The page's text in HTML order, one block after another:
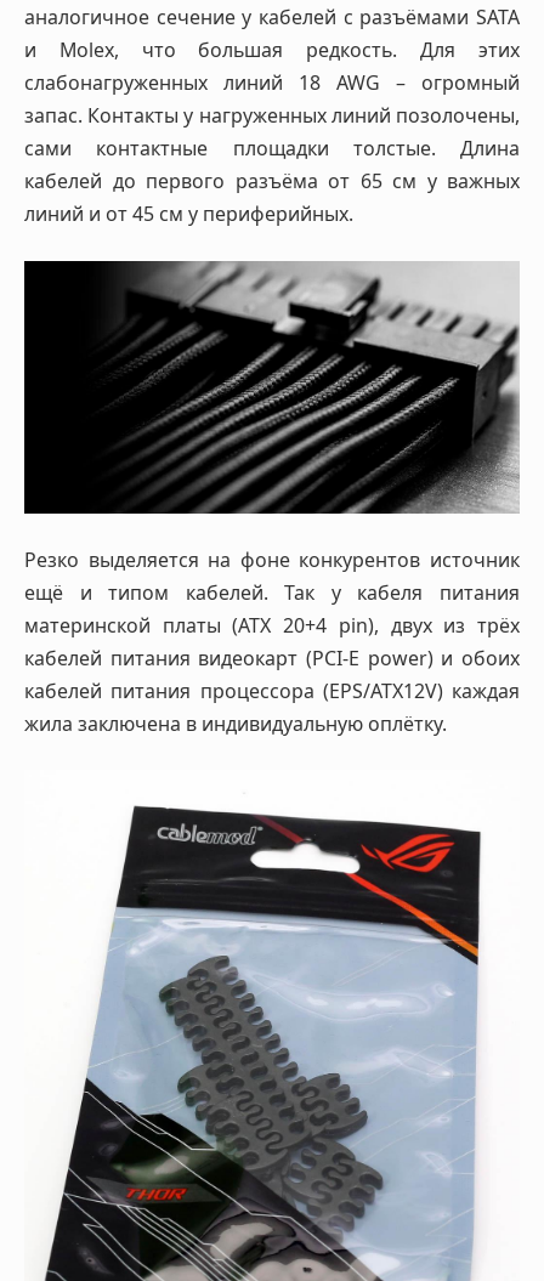
аналогичное сечение у кабелей с разъёмами SATA
и Molex, что большая редкость. Для этих
слабонагруженных линий 18 AWG – огромный
запас. Контакты у нагруженных линий позолочены,
сами контактные площадки толстые. Длина
кабелей до первого разъёма от 65 см у важных
линий и от 45 см у периферийных.
Резко выделяется на фоне конкурентов источник
ещё и типом кабелей. Так у кабеля питания
материнской платы (ATX 20+4 pin), двух из трёх
кабелей питания видеокарт (PCI-E power) и обоих
кабелей питания процессора (EPS/ATX12V) каждая
жила заключена в индивидуальную оплётку.